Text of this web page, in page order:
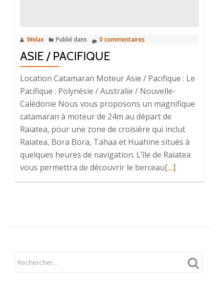
Welax Publié dans 0 commentaires
ASIE / PACIFIQUE
Location Catamaran Moteur Asie / Pacifique : Le
Pacifique : Polynésie / Australie / Nouvelle-
Calédonie Nous vous proposons un magnifique
catamaran à moteur de 24m au départ de
Raiatea, pour une zone de croisière qui inclut
Raiatea, Bora Bora, Tahaa et Huahine situés à
quelques heures de navigation. L’île de Raiatea
vous permettra de découvrir le berceauEn
Pacifique
[…]